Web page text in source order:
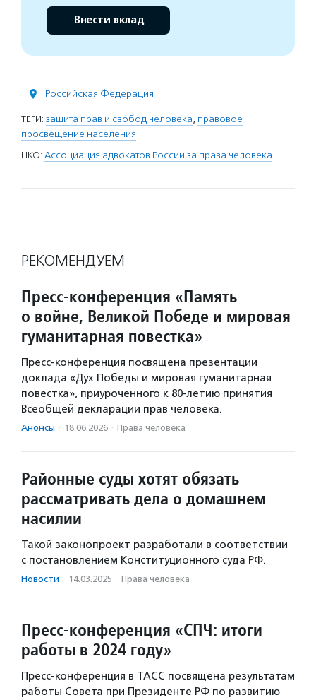
Внести вклад
Российская Федерация
ТЕГИ: защита прав и свобод человека, правовое
просвещение населения
НКО: Ассоциация адвокатов России за права человека
РЕКОМЕНДУЕМ
Пресс-конференция «Память
о войне, Великой Победе и мировая
гуманитарная повестка»
Пресс-конференция посвящена презентации
доклада «Дух Победы и мировая гуманитарная
повестка», приуроченного к 80-летию принятия
Всеобщей декларации прав человека.
Анонсы · 18.06.2026 · Права человека
Районные суды хотят обязать
рассматривать дела о домашнем
насилии
Такой законопроект разработали в соответствии
с постановлением Конституционного суда РФ.
Новости · 14.03.2025 · Права человека
Пресс-конференция «СПЧ: итоги
работы в 2024 году»
Пресс-конференция в ТАСС посвящена результатам
работы Совета при Президенте РФ по развитию